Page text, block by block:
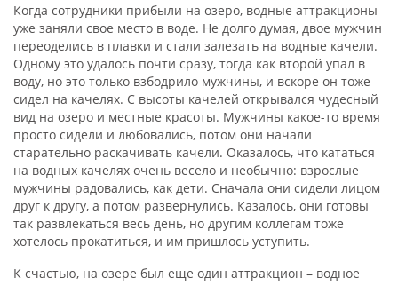
Когда сотрудники прибыли на озеро, водные аттракционы
уже заняли свое место в воде. Не долго думая, двое мужчин
переоделись в плавки и стали залезать на водные качели.
Одному это удалось почти сразу, тогда как второй упал в
воду, но это только взбодрило мужчины, и вскоре он тоже
сидел на качелях. С высоты качелей открывался чудесный
вид на озеро и местные красоты. Мужчины какое-то время
просто сидели и любовались, потом они начали
старательно раскачивать качели. Оказалось, что кататься
на водных качелях очень весело и необычно: взрослые
мужчины радовались, как дети. Сначала они сидели лицом
друг к другу, а потом развернулись. Казалось, они готовы
так развлекаться весь день, но другим коллегам тоже
хотелось прокатиться, и им пришлось уступить.
К счастью, на озере был еще один аттракцион – водное